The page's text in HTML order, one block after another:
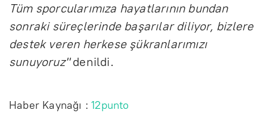
Tüm sporcularımıza hayatlarının bundan
sonraki süreçlerinde başarılar diliyor, bizlere
destek veren herkese şükranlarımızı
sunuyoruz"denildi.
Haber Kaynağı :12punto